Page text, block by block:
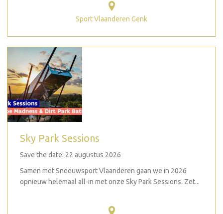
Sport Vlaanderen Genk
Sky Park Sessions
Save the date: 22 augustus 2026
Samen met Sneeuwsport Vlaanderen gaan we in 2026
opnieuw helemaal all-in met onze Sky Park Sessions. Zet...